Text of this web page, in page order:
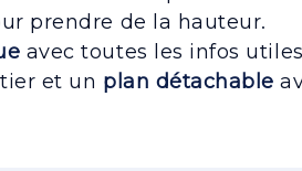
prendre de la hauteur.
avec toutes les infos
et un plan détachable